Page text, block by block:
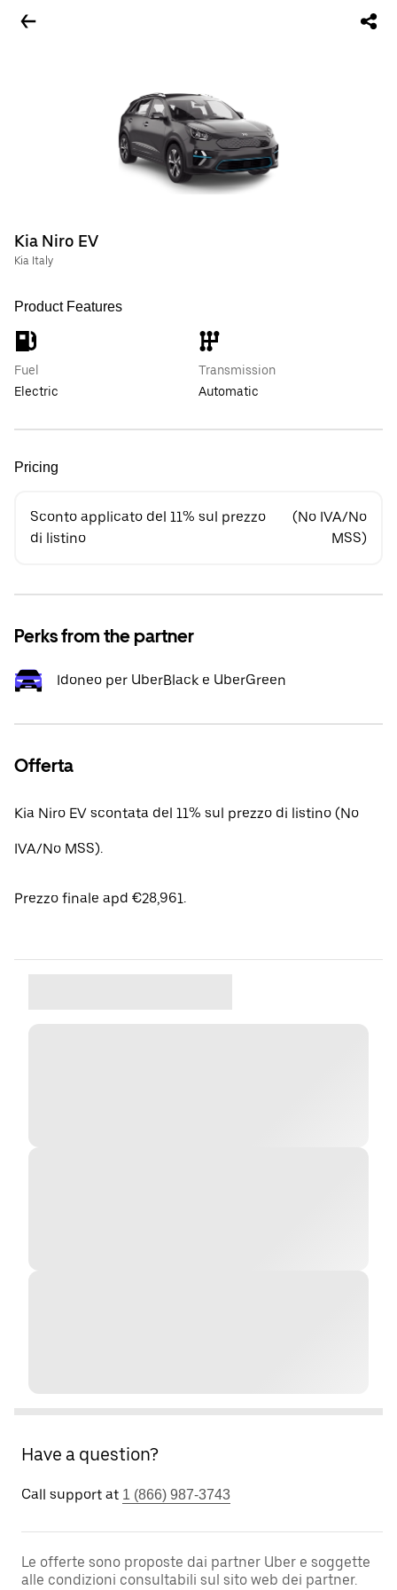
Kia Niro EV
Kia Italy
Product Features
Fuel
Electric
Transmission
Automatic
Pricing
Sconto applicato del 11% sul prezzo
di listino
(No IVA/No
MSS)
Perks from the partner
Idoneo per UberBlack e UberGreen
Offerta
Kia Niro EV scontata del 11% sul prezzo di listino (No
IVA/No MSS).
Prezzo finale apd €28,961.
Have a question?
Call support at 1 (866) 987-3743
Le offerte sono proposte dai partner Uber e soggette
alle condizioni consultabili sul sito web dei partner.